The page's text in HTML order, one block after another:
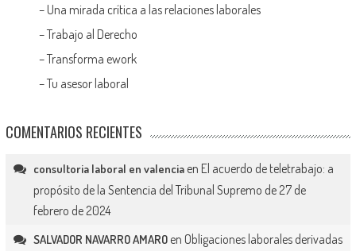
– Una mirada crítica a las relaciones laborales
–Trabajo al Derecho
–Transforma ework
–Tu asesor laboral
COMENTARIOS RECIENTES
consultoria laboral en valenciaen El acuerdo de teletrabajo: a
propósito de la Sentencia del Tribunal Supremo de 27 de
febrero de 2024
SALVADOR NAVARRO AMAROen Obligaciones laborales derivadas